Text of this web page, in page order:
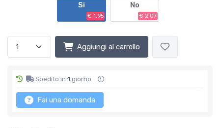
Si
€ 1,95
No
€ 2,07
Aggiungi al carrello
Spedito in 1 giorno
Fai una domanda